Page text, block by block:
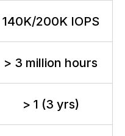
140K/200K IOPS
> 3 million hours
> 1 (3 yrs)